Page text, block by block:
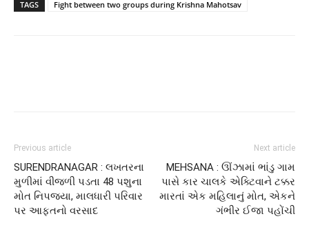
TAGS Fight between two groups during Krishna Mahotsav
Previous article
SURENDRANAGAR : લખતરના
મુળીમાં વીજળી પડતા 48 પશુના
મોત નિપજ્યા, માલધારી પરિવાર
પર આફતનો વરસાદ
Next article
MEHSANA : ઊંઝામાં ભાંડુ ગામ
પાસે કાર ચાલકે એક્ટિવાને ટક્કર
મારતાં એક મહિલાનું મોત, એકને
ગંભીર ઈજા પહોંચી